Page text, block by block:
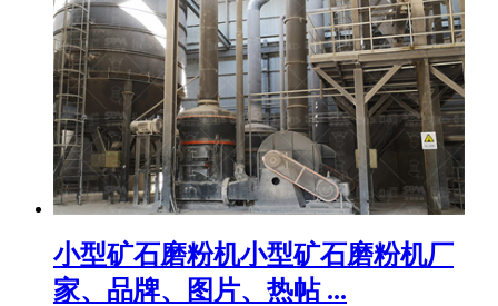
小型矿石磨粉机小型矿石磨粉机厂
家、品牌、图片、热帖 ...